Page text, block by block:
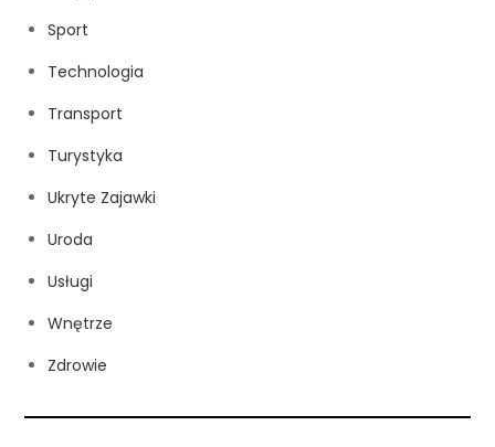
Sport
Technologia
Transport
Turystyka
Ukryte Zajawki
Uroda
Usługi
Wnętrze
Zdrowie